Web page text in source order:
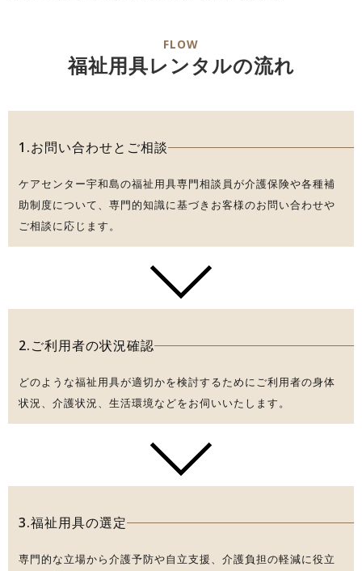
FLOW
福祉用具レンタルの流れ
1.お問い合わせとご相談
ケアセンター宇和島の福祉用具専門相談員が介護保険や各種補
助制度について、専門的知識に基づきお客様のお問い合わせや
ご相談に応じます。
2.ご利用者の状況確認
どのような福祉用具が適切かを検討するためにご利用者の身体
状況、介護状況、生活環境などをお伺いいたします。
3.福祉用具の選定
専門的な立場から介護予防や自立支援、介護負担の軽減に役立